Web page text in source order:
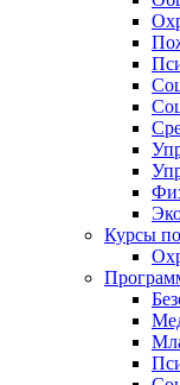
Курсы